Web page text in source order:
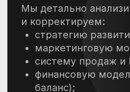
Система бюджетирования,
позволяющая планировать
и контролировать доходы
и расходы, прибыль, активы,
денежные потоки компании.
Финансовая модель
управления